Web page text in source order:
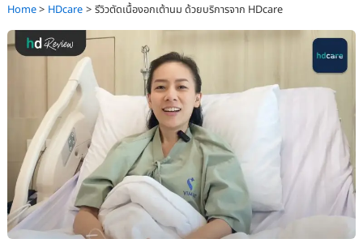
Home HDcare รีวิวตัดเนื้องอกเต้านม ด้วยบริการจาก HDcare